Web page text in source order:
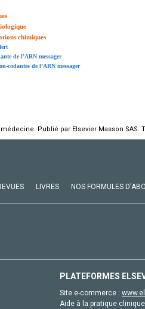
chimiques
de l’ARN messager
codantes de l’ARN messager
Publié par Elsevier Masson SAS.
LIVRES NOS FORMULES
PLATEFORMES
Site e-commerce :
Aide à la pratique